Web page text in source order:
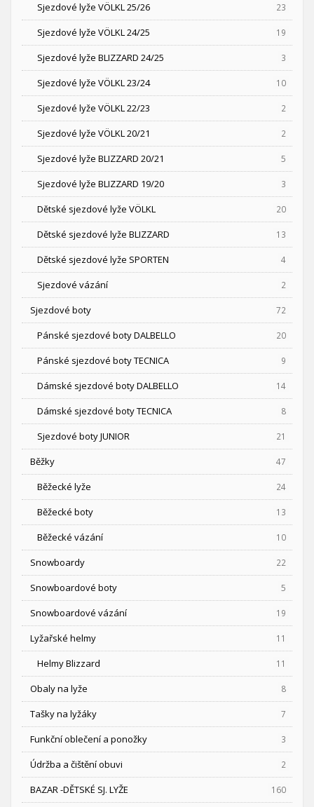
Sjezdové lyže VÖLKL 25/26 23
Sjezdové lyže VÖLKL 24/25 19
Sjezdové lyže BLIZZARD 24/25 3
Sjezdové lyže VÖLKL 23/24 10
Sjezdové lyže VÖLKL 22/23 2
Sjezdové lyže VÖLKL 20/21 2
Sjezdové lyže BLIZZARD 20/21 5
Sjezdové lyže BLIZZARD 19/20 3
Dětské sjezdové lyže VÖLKL 20
Dětské sjezdové lyže BLIZZARD 13
Dětské sjezdové lyže SPORTEN 4
Sjezdové vázání 2
Sjezdové boty 72
Pánské sjezdové boty DALBELLO 20
Pánské sjezdové boty TECNICA 9
Dámské sjezdové boty DALBELLO 14
Dámské sjezdové boty TECNICA 8
Sjezdové boty JUNIOR 21
Běžky 47
Běžecké lyže 24
Běžecké boty 13
Běžecké vázání 10
Snowboardy 22
Snowboardové boty 5
Snowboardové vázání 19
Lyžařské helmy 11
Helmy Blizzard 11
Obaly na lyže 8
Tašky na lyžáky 7
Funkční oblečení a ponožky 3
Údržba a čištění obuvi 2
BAZAR -DĚTSKÉ SJ. LYŽE 160